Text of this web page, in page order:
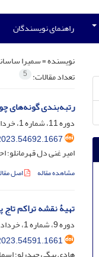
راهنمای نویسندگان
نویسنده =سمیرا
تعداد مقالات: 5
رتبه‌بندی گونه‌های
دوره 11، شماره 1، خرداد 1404، صفحه
امیر غنی دل
مشاهده مقاله اصل
تهیۀ نقشه تراکم تاج پوشش
دوره 9، شماره 1، خرداد 1402، صفحه